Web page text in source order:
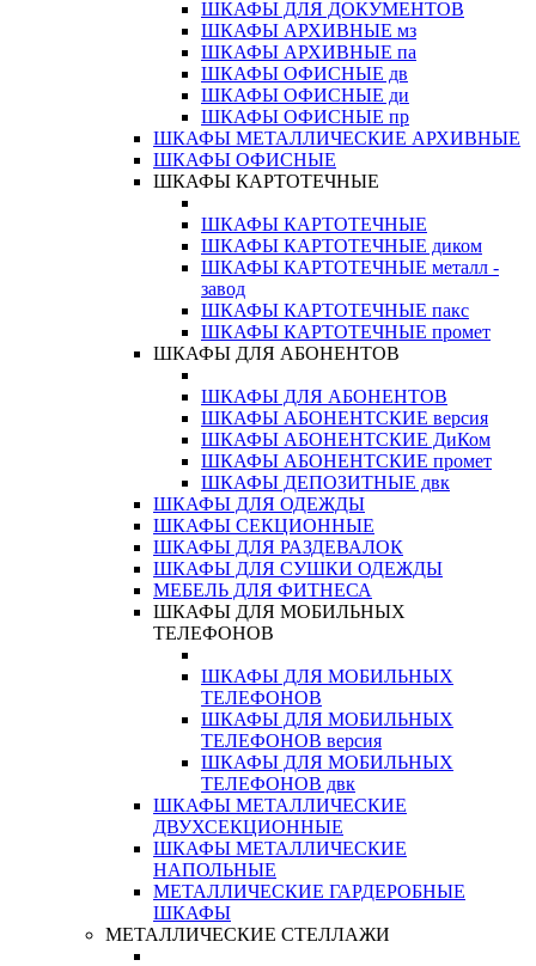
ШКАФЫ ДЛЯ ДОКУМЕНТОВ
ШКАФЫ АРХИВНЫЕ мз
ШКАФЫ АРХИВНЫЕ па
ШКАФЫ ОФИСНЫЕ дв
ШКАФЫ ОФИСНЫЕ ди
ШКАФЫ ОФИСНЫЕ пр
ШКАФЫ МЕТАЛЛИЧЕСКИЕ АРХИВНЫЕ
ШКАФЫ ОФИСНЫЕ
ШКАФЫ КАРТОТЕЧНЫЕ
ШКАФЫ КАРТОТЕЧНЫЕ
ШКАФЫ КАРТОТЕЧНЫЕ диком
ШКАФЫ КАРТОТЕЧНЫЕ металл -
завод
ШКАФЫ КАРТОТЕЧНЫЕ пакс
ШКАФЫ КАРТОТЕЧНЫЕ промет
ШКАФЫ ДЛЯ АБОНЕНТОВ
ШКАФЫ ДЛЯ АБОНЕНТОВ
ШКАФЫ АБОНЕНТСКИЕ версия
ШКАФЫ АБОНЕНТСКИЕ ДиКом
ШКАФЫ АБОНЕНТСКИЕ промет
ШКАФЫ ДЕПОЗИТНЫЕ двк
ШКАФЫ ДЛЯ ОДЕЖДЫ
ШКАФЫ СЕКЦИОННЫЕ
ШКАФЫ ДЛЯ РАЗДЕВАЛОК
ШКАФЫ ДЛЯ СУШКИ ОДЕЖДЫ
МЕБЕЛЬ ДЛЯ ФИТНЕСА
ШКАФЫ ДЛЯ МОБИЛЬНЫХ
ТЕЛЕФОНОВ
ШКАФЫ ДЛЯ МОБИЛЬНЫХ
ТЕЛЕФОНОВ
ШКАФЫ ДЛЯ МОБИЛЬНЫХ
ТЕЛЕФОНОВ версия
ШКАФЫ ДЛЯ МОБИЛЬНЫХ
ТЕЛЕФОНОВ двк
ШКАФЫ МЕТАЛЛИЧЕСКИЕ
ДВУХСЕКЦИОННЫЕ
ШКАФЫ МЕТАЛЛИЧЕСКИЕ
НАПОЛЬНЫЕ
МЕТАЛЛИЧЕСКИЕ ГАРДЕРОБНЫЕ
ШКАФЫ
МЕТАЛЛИЧЕСКИЕ СТЕЛЛАЖИ